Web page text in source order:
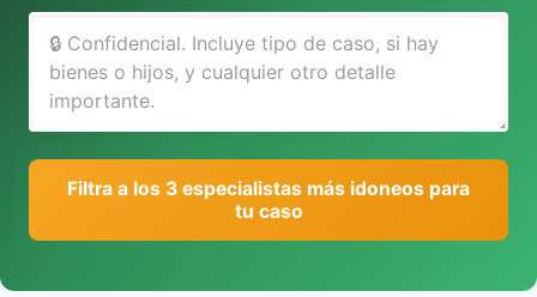
Filtra a los 3 especialistas más idoneos para
tu caso